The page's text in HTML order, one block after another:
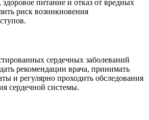
питание и отказ от вредных
риск возникновения
сердечных заболеваний
рекомендации врача, принимать
и регулярно проходить обследования
сердечной системы.